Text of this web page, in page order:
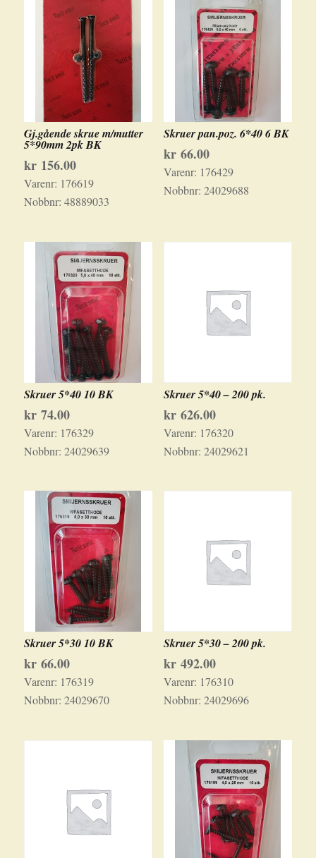
Gj.gående skrue m/mutter
5*90mm 2pk BK
kr156.00
Varenr: 176619
Nobbnr: 48889033
Skruer pan.poz. 6*40 6 BK
kr66.00
Varenr: 176429
Nobbnr: 24029688
Skruer 5*40 10 BK
kr74.00
Varenr: 176329
Nobbnr: 24029639
Skruer 5*40 – 200 pk.
kr626.00
Varenr: 176320
Nobbnr: 24029621
Skruer 5*30 10 BK
kr66.00
Varenr: 176319
Nobbnr: 24029670
Skruer 5*30 – 200 pk.
kr492.00
Varenr: 176310
Nobbnr: 24029696